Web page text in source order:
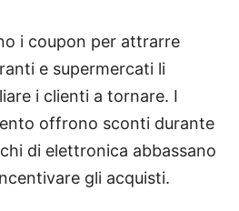
i coupon per attrarre
e supermercati li
i clienti a tornare. I
offrono sconti durante
di elettronica abbassano
gli acquisti.